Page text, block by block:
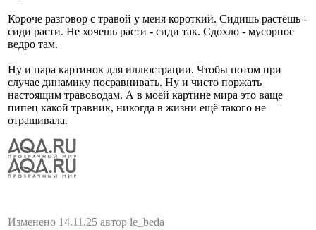
Короче разговор с травой у меня короткий. Сидишь растёшь -
сиди расти. Не хочешь расти - сиди так. Сдохло - мусорное
ведро там.
Ну и пара картинок для иллюстрации. Чтобы потом при
случае динамику посравнивать. Ну и чисто поржать
настоящим травоводам. А в моей картине мира это ваще
пипец какой травник, никогда в жизни ещё такого не
отращивала.
Изменено 14.11.25 автор le_beda